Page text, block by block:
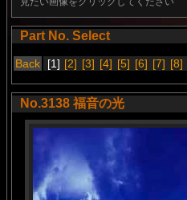
Part No. Select
Back [1] [2] [3] [4] [5] [6] [7] [8]
No.3138 福音の光